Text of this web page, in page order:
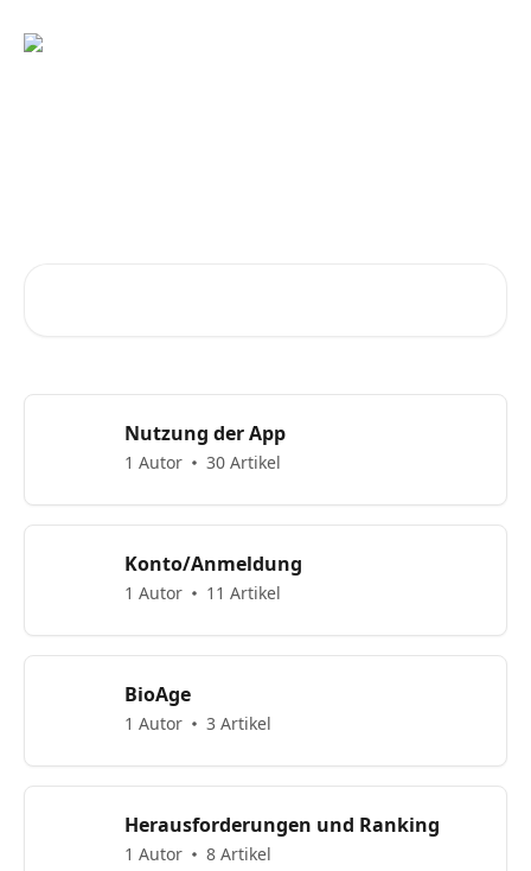
Nutzung der App
1 Autor 30 Artikel
Konto/Anmeldung
1 Autor 11 Artikel
BioAge
1 Autor 3 Artikel
Herausforderungen und Ranking
1 Autor 8 Artikel